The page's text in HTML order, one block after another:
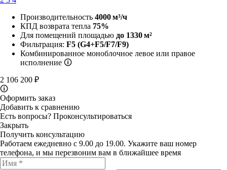
Производительность 4000 м³/ч
КПД возврата тепла 75%
Для помещений площадью до 1330 м²
Фильтрация: F5 (G4+F5/F7/F9)
Комбинированное моноблочное левое или правое
исполнение 🛈
2 106 200 ₽
🛈
Оформить заказ
Добавить к сравнению
Есть вопросы? Проконсультироваться
Закрыть
Получить консультацию
Работаем ежедневно с 9.00 до 19.00. Укажите ваш номер
телефона, и мы перезвоним вам в ближайшее время